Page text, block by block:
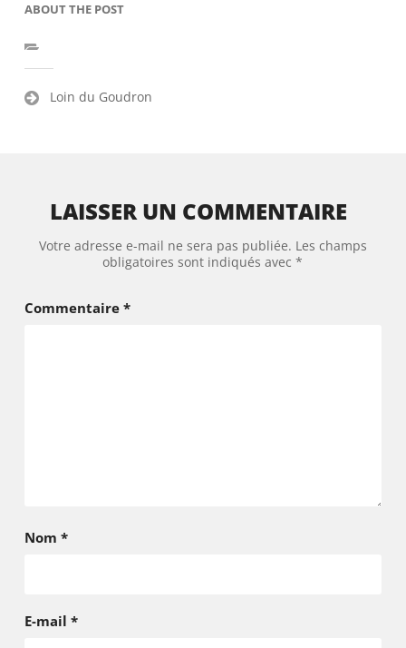
ABOUT THE POST
Navigation
Loin du Goudron
LAISSER UN COMMENTAIRE
Votre adresse e-mail ne sera pas publiée. Les champs
obligatoires sont indiqués avec*
Commentaire *
Nom *
E-mail *